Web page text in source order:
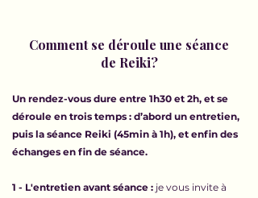
Comment se déroule une séance
de Reiki?
Un rendez-vous dure entre 1h30 et 2h, et se
déroule en trois temps : d’abord un entretien,
puis la séance Reiki (45min à 1h), et enfin des
échanges en fin de séance.
1 - L'entretien avant séance : je vous invite à